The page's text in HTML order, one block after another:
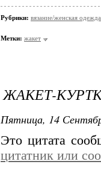
Рубрики: вязание/женская одежда
Метки: жакет
ЖАКЕТ-
Пятница, 14
Это цитата
цитатник или